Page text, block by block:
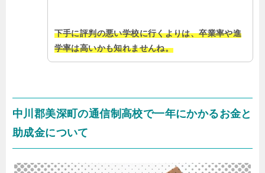
下手に評判の悪い学校に行くよりは、卒業率や進
学率は高いかも知れませんね。
中川郡美深町の通信制高校で一年にかかるお金と
助成金について